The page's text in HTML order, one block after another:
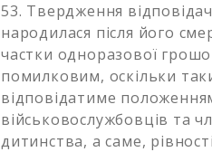
53. Твердження
народилася після його
частки одноразової
помилковим, оскільки
відповідатиме
військовослужбовців та
дитинства, а саме,